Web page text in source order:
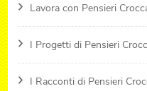
Lavora con Pensieri
I Progetti di Pensieri
I Racconti di Pensieri